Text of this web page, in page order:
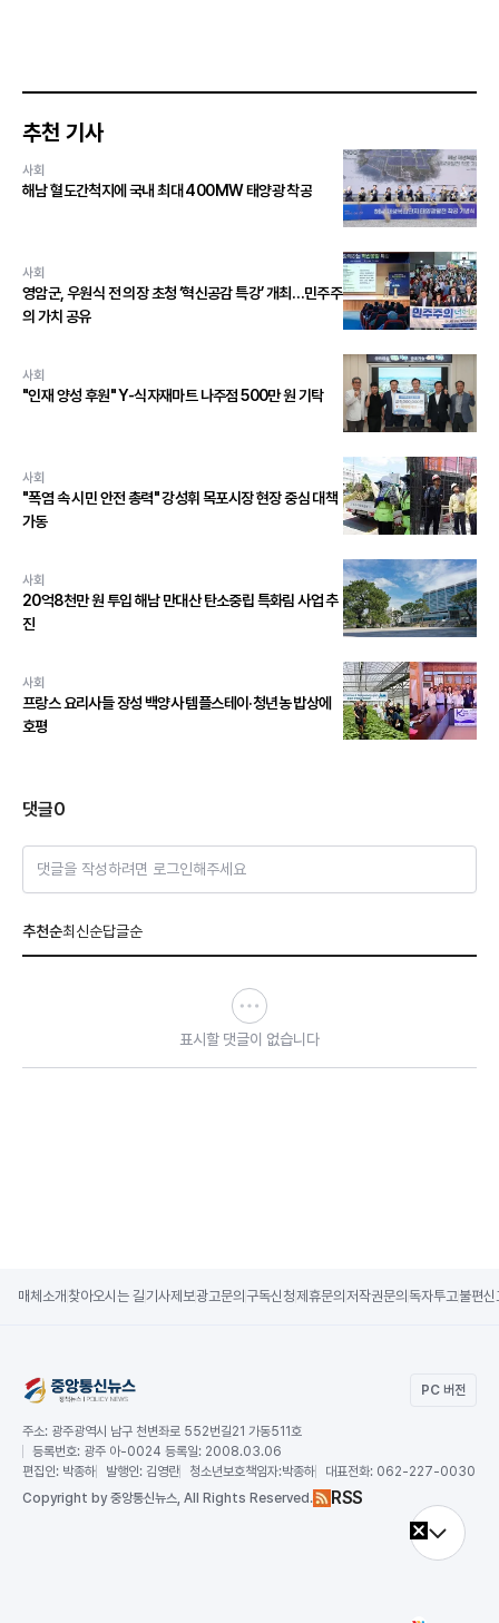
추천 기사
사회
해남 혈도간척지에 국내 최대 400MW 태양광 착공
사회
영암군, 우원식 전 의장 초청 ‘혁신공감 특강’ 개최…민주주
의 가치 공유
사회
"인재 양성 후원" Y-식자재마트 나주점 500만 원 기탁
사회
"폭염 속 시민 안전 총력" 강성휘 목포시장 현장 중심 대책
가동
사회
20억8천만 원 투입 해남 만대산 탄소중립 특화림 사업 추
진
사회
프랑스 요리사들 장성 백양사 템플스테이·청년농 밥상에
호평
댓글0
댓글을 작성하려면 로그인해주세요
추천순최신순답글순
표시할 댓글이 없습니다
매체소개 찾아오시는 길기사제보광고문의 구독신청제휴문의 저작권문의 독자투고불편신
PC 버전
주소: 광주광역시 남구 천변좌로 552번길21 가동511호
등록번호: 광주 아-0024 등록일: 2008.03.06
편집인: 박종하 발행인: 김영란 청소년보호책임자:박종하 대표전화: 062-227-0030
Copyright by 중앙통신뉴스, All Rights Reserved. RSS